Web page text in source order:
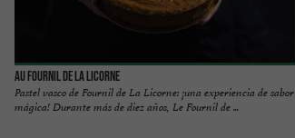
Au Fournil de la Licorne
Pastel vasco de Fournil de La Licorne: ¡una experiencia de sabor
mágica! Durante más de diez años, Le Fournil de ...